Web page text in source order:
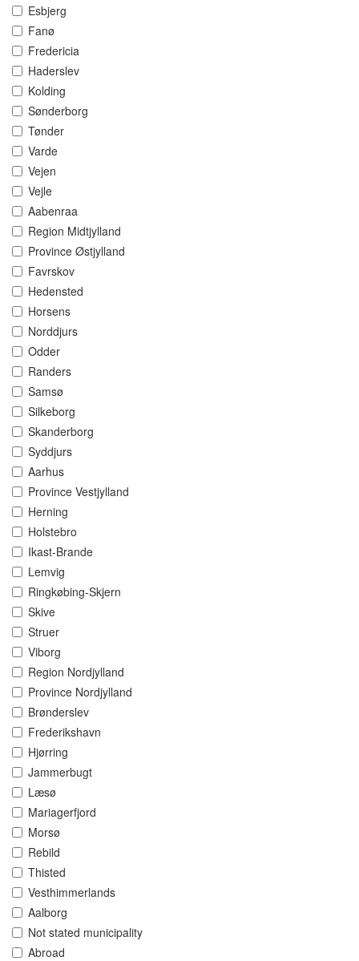
Esbjerg
Fanø
Fredericia
Haderslev
Kolding
Sønderborg
Tønder
Varde
Vejen
Vejle
Aabenraa
Region Midtjylland
Province Østjylland
Favrskov
Hedensted
Horsens
Norddjurs
Odder
Randers
Samsø
Silkeborg
Skanderborg
Syddjurs
Aarhus
Province Vestjylland
Herning
Holstebro
Ikast-Brande
Lemvig
Ringkøbing-Skjern
Skive
Struer
Viborg
Region Nordjylland
Province Nordjylland
Brønderslev
Frederikshavn
Hjørring
Jammerbugt
Læsø
Mariagerfjord
Morsø
Rebild
Thisted
Vesthimmerlands
Aalborg
Not stated municipality
Abroad